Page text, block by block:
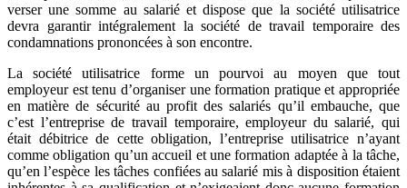
verser une somme au salarié et dispose que la société utilisatrice
devra garantir intégralement la société de travail temporaire des
condamnations prononcées à son encontre.
La société utilisatrice forme un pourvoi au moyen que tout
employeur est tenu d’organiser une formation pratique et appropriée
en matière de sécurité au profit des salariés qu’il embauche, que
c’est l’entreprise de travail temporaire, employeur du salarié, qui
était débitrice de cette obligation, l’entreprise utilisatrice n’ayant
comme obligation qu’un accueil et une formation adaptée à la tâche,
qu’en l’espèce les tâches confiées au salarié mis à disposition étaient